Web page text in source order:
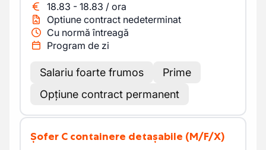
18.83 - 18.83 / ora
Optiune contract nedeterminat
Cu normă întreagă
Program de zi
Salariu foarte frumos
Prime
Opțiune contract permanent
Șofer C containere detașabile (M/F/X)